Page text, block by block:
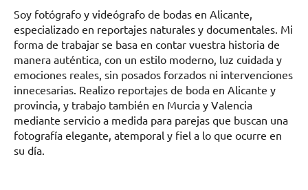
Soy fotógrafo y videógrafo de bodas en Alicante,
especializado en reportajes naturales y documentales. Mi
forma de trabajar se basa en contar vuestra historia de
manera auténtica, con un estilo moderno, luz cuidada y
emociones reales, sin posados forzados ni intervenciones
innecesarias. Realizo reportajes de boda en Alicante y
provincia, y trabajo también en Murcia y Valencia
mediante servicio a medida para parejas que buscan una
fotografía elegante, atemporal y fiel a lo que ocurre en
su día.